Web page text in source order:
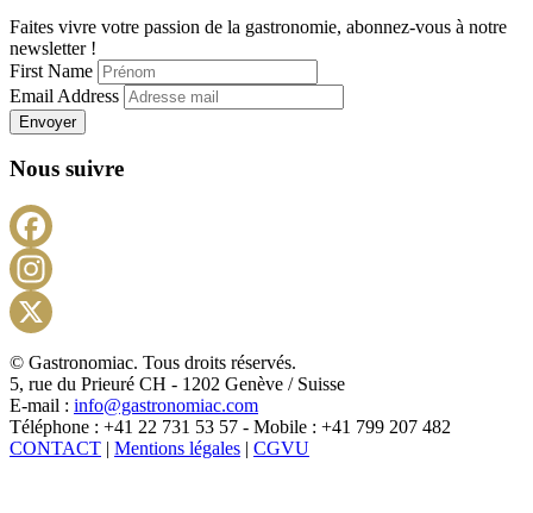
Faites vivre votre passion de la gastronomie, abonnez-vous à notre
newsletter !
First Name
Email Address
Envoyer
Nous suivre
X
© Gastronomiac. Tous droits réservés.
5, rue du Prieuré CH - 1202 Genève / Suisse
E-mail : info@gastronomiac.com
Téléphone : +41 22 731 53 57 - Mobile : +41 799 207 482
CONTACT | Mentions légales | CGVU